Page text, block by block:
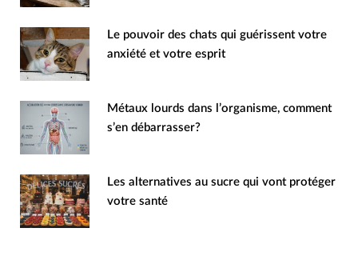
Le pouvoir des chats qui guérissent votre
anxiété et votre esprit
Métaux lourds dans l’organisme, comment
s’en débarrasser?
Les alternatives au sucre qui vont protéger
votre santé